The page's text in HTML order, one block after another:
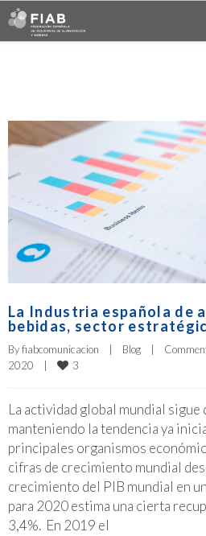
La Industria española de
bebidas, sector
By fiabcomunicacion Blog
2020
3
La actividad global mundial sigue
manteniendo la tendencia ya
principales organismos
cifras de crecimiento mundial
crecimiento del PIB mundial en
para 2020 estima una cierta
3,4%. En 2019 el